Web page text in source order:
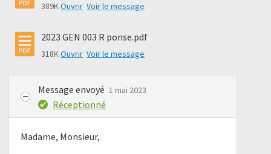
389KOuvrir Voir le message
2023 GEN 003 R ponse.pdf
318KOuvrir Voir le message
Message envoyé 1 mai 2023
Réceptionné
Madame, Monsieur,